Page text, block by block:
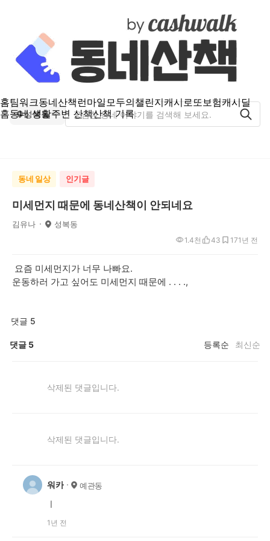
홈팀워크동네산책런마일모두의챌린지캐시로또보험캐시딜
홈동네 생활주변 산책산책 기록
성복동
동네 일상 인기글
미세먼지 때문에 동네산책이 안되네요
김유나 성복동
1년 전
1.4천 43 17
요즘 미세먼지가 너무 나빠요.
운동하러 가고 싶어도 미세먼지 때문에 . . . .,
댓글 5
댓글 5 등록순 최신순
삭제된 댓글입니다.
삭제된 댓글입니다.
워카 예관동
ㅣ
1년 전